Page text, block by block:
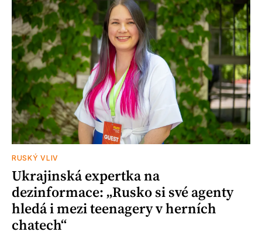
RUSKÝ VLIV
Ukrajinská expertka na
dezinformace: „Rusko si své agenty
hledá i mezi teenagery v herních
chatech“